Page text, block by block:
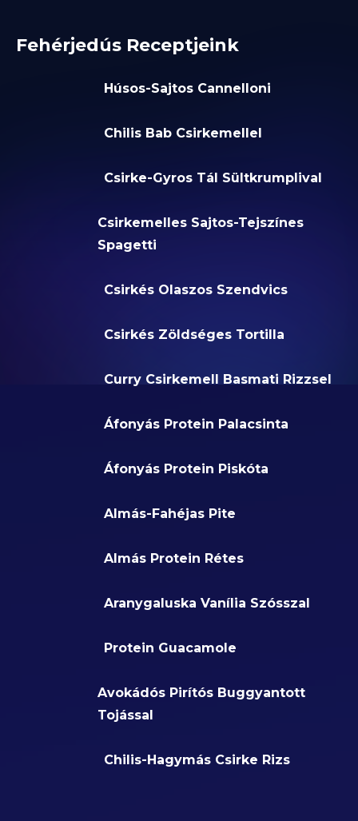
Fehérjedús Receptjeink
Húsos-Sajtos Cannelloni
Chilis Bab Csirkemellel
Csirke-Gyros Tál Sültkrumplival
Csirkemelles Sajtos-Tejszínes
Spagetti
Csirkés Olaszos Szendvics
Csirkés Zöldséges Tortilla
Curry Csirkemell Basmati Rizzsel
Áfonyás Protein Palacsinta
Áfonyás Protein Piskóta
Almás-Fahéjas Pite
Almás Protein Rétes
Aranygaluska Vanília Szósszal
Protein Guacamole
Avokádós Pirítós Buggyantott
Tojással
Chilis-Hagymás Csirke Rizs